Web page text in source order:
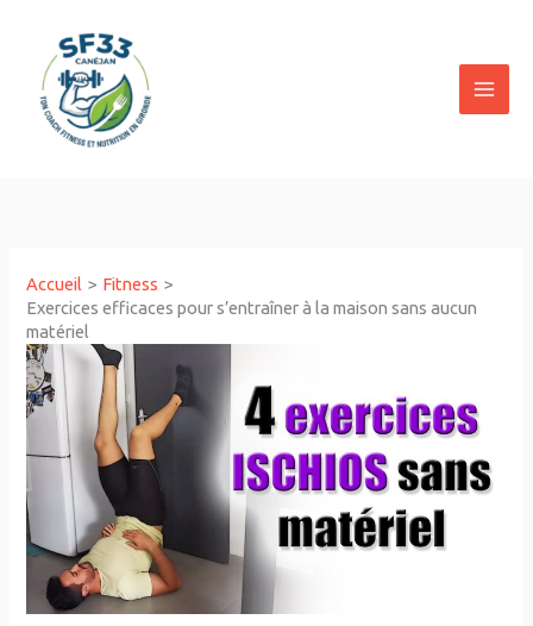
contenu
Accueil
Fitness
Exercices efficaces pour s’entraîner à la maison sans aucun
matériel